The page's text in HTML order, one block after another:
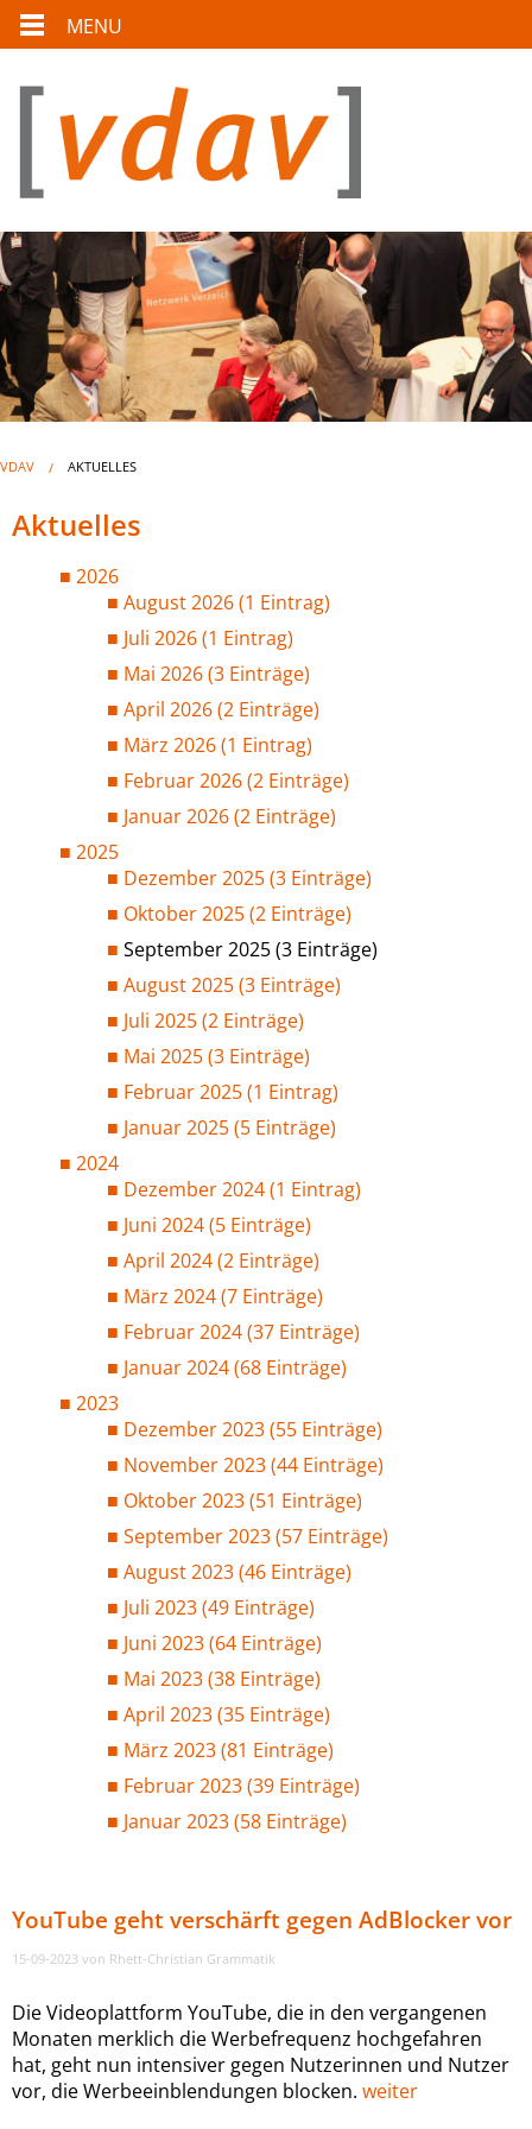
MENU
VDAV AKTUELLES
Aktuelles
2026
August 2026 (1 Eintrag)
Juli 2026 (1 Eintrag)
Mai 2026 (3 Einträge)
April 2026 (2 Einträge)
März 2026 (1 Eintrag)
Februar 2026 (2 Einträge)
Januar 2026 (2 Einträge)
2025
Dezember 2025 (3 Einträge)
Oktober 2025 (2 Einträge)
September 2025 (3 Einträge)
August 2025 (3 Einträge)
Juli 2025 (2 Einträge)
Mai 2025 (3 Einträge)
Februar 2025 (1 Eintrag)
Januar 2025 (5 Einträge)
2024
Dezember 2024 (1 Eintrag)
Juni 2024 (5 Einträge)
April 2024 (2 Einträge)
März 2024 (7 Einträge)
Februar 2024 (37 Einträge)
Januar 2024 (68 Einträge)
2023
Dezember 2023 (55 Einträge)
November 2023 (44 Einträge)
Oktober 2023 (51 Einträge)
September 2023 (57 Einträge)
August 2023 (46 Einträge)
Juli 2023 (49 Einträge)
Juni 2023 (64 Einträge)
Mai 2023 (38 Einträge)
April 2023 (35 Einträge)
März 2023 (81 Einträge)
Februar 2023 (39 Einträge)
Januar 2023 (58 Einträge)
YouTube geht verschärft gegen AdBlocker vor
15-09-2023 von Rhett-Christian Grammatik
Die Videoplattform YouTube, die in den vergangenen
Monaten merklich die Werbefrequenz hochgefahren
hat, geht nun intensiver gegen Nutzerinnen und Nutzer
vor, die Werbeeinblendungen blocken. weiter